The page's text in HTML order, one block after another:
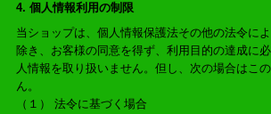
4. 個人情報利用の制限
当ショップは、個人情報保護法その他の法令に
除き、お客様の同意を得ず、利用目的の達成に
人情報を取り扱いません。但し、次の場合はこ
ん。
（１） 法令に基づく場合